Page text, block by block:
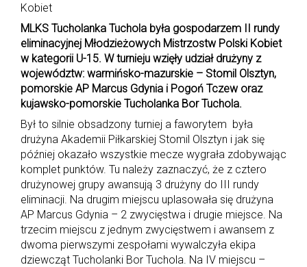
Kobiet
MLKS Tucholanka Tuchola była gospodarzem II rundy
eliminacyjnej Młodzieżowych Mistrzostw Polski Kobiet
w kategorii U-15. W turnieju wzięły udział drużyny z
województw: warmińsko-mazurskie – Stomil Olsztyn,
pomorskie AP Marcus Gdynia i Pogoń Tczew oraz
kujawsko-pomorskie Tucholanka Bor Tuchola.
Był to silnie obsadzony turniej a faworytem była
drużyna Akademii Piłkarskiej Stomil Olsztyn i jak się
później okazało wszystkie mecze wygrała zdobywając
komplet punktów. Tu należy zaznaczyć, że z cztero
drużynowej grupy awansują 3 drużyny do III rundy
eliminacji. Na drugim miejscu uplasowała się drużyna
AP Marcus Gdynia – 2 zwycięstwa i drugie miejsce. Na
trzecim miejscu z jednym zwycięstwem i awansem z
dwoma pierwszymi zespołami wywalczyła ekipa
dziewcząt Tucholanki Bor Tuchola. Na IV miejscu –